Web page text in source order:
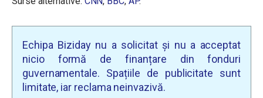
Echipa Biziday nu a solicitat și nu a acceptat
nicio formă de finanțare din fonduri
guvernamentale. Spațiile de publicitate sunt
limitate, iar reclama neinvazivă.